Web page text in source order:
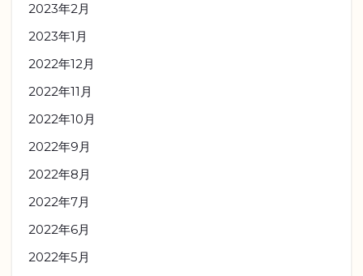
2023年2月
2023年1月
2022年12月
2022年11月
2022年10月
2022年9月
2022年8月
2022年7月
2022年6月
2022年5月